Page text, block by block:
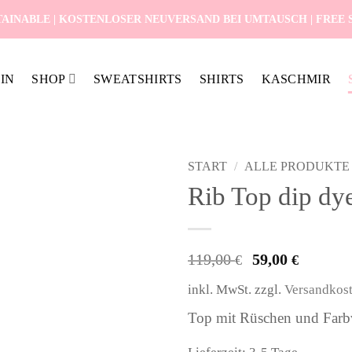
| KOSTENLOSER NEUVERSAND BEI UMTAUSCH | FREE
SHOP SWEATSHIRTS SHIRTS KASCHMIR
START / ALLE PRODUKTE
Rib Top dip
119,00€
Preis
war:
119,00 €
59,00 €
Preis
ist:
inkl. MwSt. zzgl.
Top mit Rüschen und